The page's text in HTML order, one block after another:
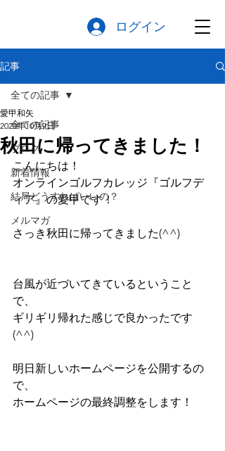
ログイン
記事
全ての記事
ブログ
新着情報
結局どうすればいいの？
メルマガ
全ての記事
秋田に帰ってきました！
愛甲和矢
2020年10月9日
こんにちは！
オンラインゴルフカレッジ『ゴルフデ
ィア』の愛甲です！
さっき秋田に帰ってきました(^^)
台風が近づいてきているということ
で、
ギリギリ帰れた感じで良かったです
(^^)
明日新しいホームページを公開するの
で、
ホームページの最終調整をします！